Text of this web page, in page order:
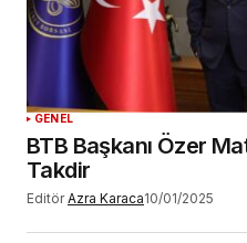
GENEL
BTB Başkanı Özer
Takdir
Editör Azra Karaca10/01/2025